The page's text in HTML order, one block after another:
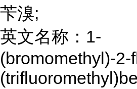
苄溴;
英文名称：1-
(bromomethyl)-2-